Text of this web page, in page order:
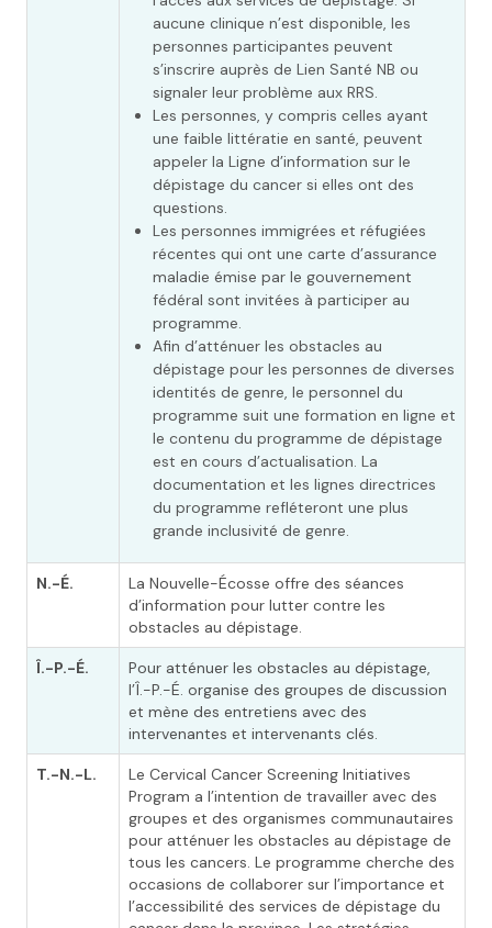
aucune clinique n’est disponible, les
personnes participantes peuvent
s’inscrire auprès de Lien Santé NB ou
signaler leur problème aux RRS.
Les personnes, y compris celles ayant
une faible littératie en santé, peuvent
appeler la Ligne d’information sur le
dépistage du cancer si elles ont des
questions.
Les personnes immigrées et réfugiées
récentes qui ont une carte d’assurance
maladie émise par le gouvernement
fédéral sont invitées à participer au
programme.
Afin d’atténuer les obstacles au
dépistage pour les personnes de diverses
identités de genre, le personnel du
programme suit une formation en ligne et
le contenu du programme de dépistage
est en cours d’actualisation. La
documentation et les lignes directrices
du programme refléteront une plus
grande inclusivité de genre.
N.-É.
La Nouvelle-Écosse offre des séances
d’information pour lutter contre les
obstacles au dépistage.
Î.-P.-É.
Pour atténuer les obstacles au dépistage,
l’Î.-P.-É. organise des groupes de discussion
et mène des entretiens avec des
intervenantes et intervenants clés.
T.-N.-L.
Le Cervical Cancer Screening Initiatives
Program a l’intention de travailler avec des
groupes et des organismes communautaires
pour atténuer les obstacles au dépistage de
tous les cancers. Le programme cherche des
occasions de collaborer sur l’importance et
l’accessibilité des services de dépistage du